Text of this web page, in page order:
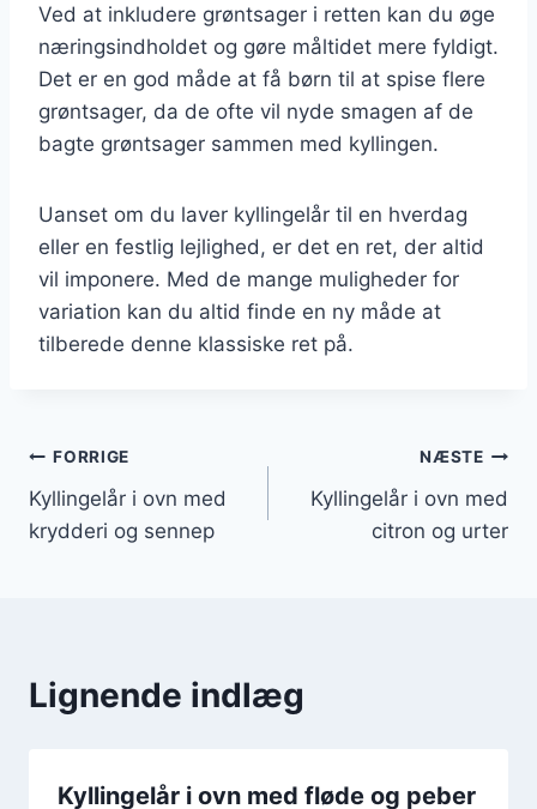
Ved at inkludere grøntsager i retten kan du øge
næringsindholdet og gøre måltidet mere fyldigt.
Det er en god måde at få børn til at spise flere
grøntsager, da de ofte vil nyde smagen af de
bagte grøntsager sammen med kyllingen.
Uanset om du laver kyllingelår til en hverdag
eller en festlig lejlighed, er det en ret, der altid
vil imponere. Med de mange muligheder for
variation kan du altid finde en ny måde at
tilberede denne klassiske ret på.
Indlægsnavigation
FORRIGE
Kyllingelår i ovn med
krydderi og sennep
NÆSTE
Kyllingelår i ovn med
citron og urter
Lignende indlæg
Kyllingelår i ovn med fløde og peber